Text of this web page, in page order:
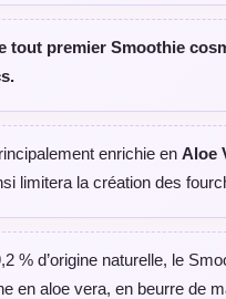
tout premier Smoothie
enrichie en Aloe
limitera la création des
% d’origine naturelle, le
en aloe vera, en beurre de